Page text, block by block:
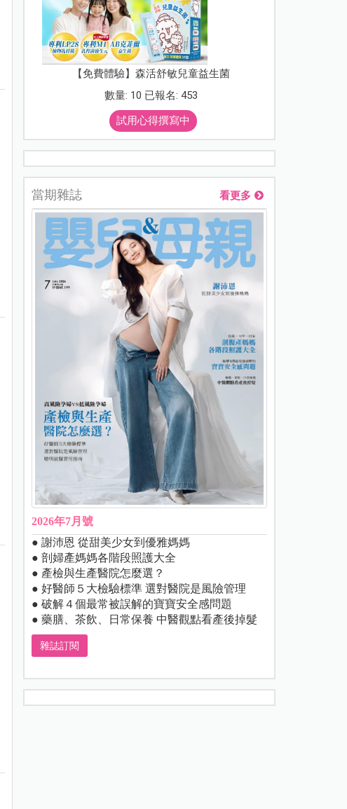
【免費體驗】森活舒敏兒童益生菌
數量: 10 已報名: 453
試用心得撰寫中
當期雜誌 看更多
2026年7月號
● 謝沛恩 從甜美少女到優雅媽媽
● 剖婦產媽媽各階段照護大全
● 產檢與生產醫院怎麼選？
● 好醫師５大檢驗標準 選對醫院是風險管理
● 破解４個最常被誤解的寶寶安全感問題
● 藥膳、茶飲、日常保養 中醫觀點看產後掉髮
雜誌訂閱